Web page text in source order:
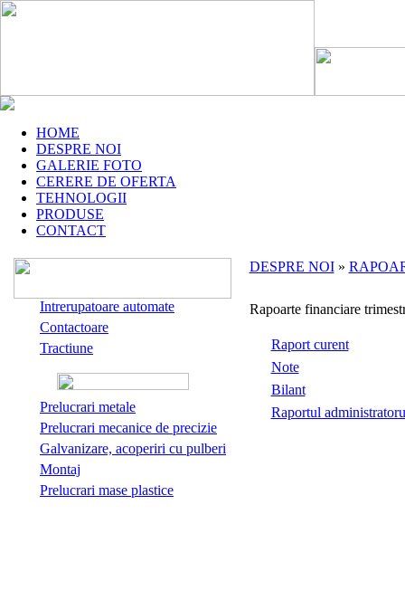
HOME
DESPRE NOI
GALERIE FOTO
CERERE DE OFERTA
TEHNOLOGII
PRODUSE
CONTACT
Intrerupatoare automate
Contactoare
Tractiune
Prelucrari metale
Prelucrari mecanice de precizie
Galvanizare, acoperiri cu pulberi
Montaj
Prelucrari mase plastice
DESPRE NOI»
Rapoarte financiare
Raport curent
Note
Bilant
Raportul